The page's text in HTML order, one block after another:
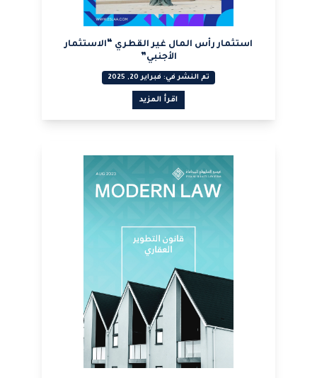
استثمار رأس المال غير القطري “الاستثمار
الأجنبي”
تم النشر في: فبراير 20, 2025
اقرأ المزيد